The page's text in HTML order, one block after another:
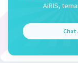
AiRIS,
Chat